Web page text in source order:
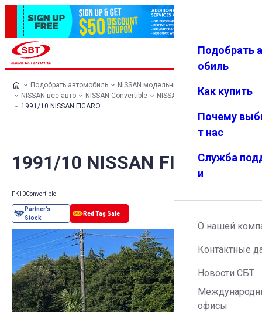
Избранн
Меню
Подобрать
обиль
Как купить
Почему
т нас
Служба
и
О нашей
Контактные
Новости СБТ
офисы
Подобрать автомобиль
NISSAN модельный ряд
NISSAN все авто
NISSAN Convertible
NISSAN FIGARO
1991/10 NISSAN FIGARO
1991/10 NISSAN FIGARO
FK10Convertible